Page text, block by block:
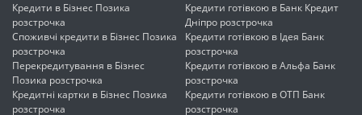
Кредити в Бізнес Позика
розстрочка
Споживчі кредити в Бізнес Позика
розстрочка
Перекредитування в Бізнес
Позика розстрочка
Кредитні картки в Бізнес Позика
розстрочка
Кредити готівкою в Банк Кредит
Дніпро розстрочка
Кредити готівкою в Ідея Банк
розстрочка
Кредити готівкою в Альфа Банк
розстрочка
Кредити готівкою в ОТП Банк
розстрочка